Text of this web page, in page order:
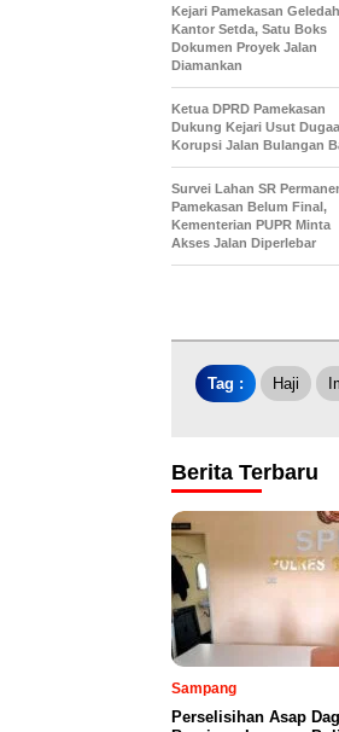
Kejari Pamekasan Geledah
Kantor Setda, Satu Boks
Dokumen Proyek Jalan
Diamankan
Ketua DPRD Pamekasan
Dukung Kejari Usut
Korupsi Jalan Bulangan
Survei Lahan SR
Pamekasan Belum Final,
Kementerian PUPR Minta
Akses Jalan Diperlebar
Tag : Haji
Berita Terbaru
Sampang
Perselisihan Asap